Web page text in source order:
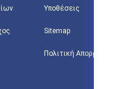
Υποθέσεις
Sitemap
Πολιτική Απορρήτου